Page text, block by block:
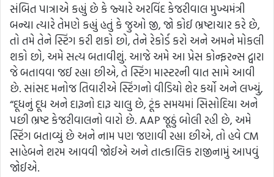
સંબિત પાત્રાએ કહ્યું છે કે જ્યારે અરવિંદ કેજરીવાલ મુખ્યમંત્રી
બન્યા ત્યારે તેમણે કહ્યું હતું કે જુઓ જી, જો કોઈ ભ્રષ્ટાચાર કરે છે,
તો તમે તેને સ્ટિંગ કરી શકો છો, તેને રેકોર્ડ કરો અને અમને મોકલી
શકો છો, અમે સત્ય બતાવીશું. આજે અમે આ પ્રેસ કોન્ફરન્સ દ્વારા
જે બતાવવા જઈ રહ્યા છીએ, તે સ્ટિંગ માસ્ટરની વાત સામે આવી
છે. સાંસદ મનોજ તિવારીએ સ્ટિંગનો વીડિયો શેર કર્યો અને લખ્યું,
“દૂધનું દૂધ અને દારૂનો દારૂ ચાલુ છે, ટૂંક સમયમાં સિસોદિયા અને
પછી ભ્રષ્ટ કેજરીવાલનો વારો છે. AAP જૂઠું બોલી રહી છે, અમે
સ્ટિંગ બતાવ્યું છે અને નામ પણ જણાવી રહ્યા છીએ, તો હવે CM
સાહેબને શરમ આવવી જોઈએ અને તાત્કાલિક રાજીનામું આપવું
જોઈએ.